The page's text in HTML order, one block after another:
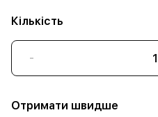
Кількість
-
Отримати швидше